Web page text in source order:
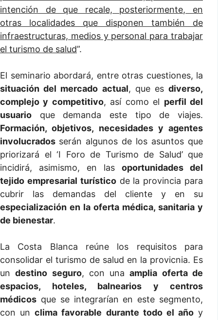
intención de que recale, posteriormente, en
otras localidades que disponen también de
infraestructuras, medios y personal para trabajar
el turismo de salud”.
El seminario abordará, entre otras cuestiones, la
situación del mercado actual, que es diverso,
complejo y competitivo, así como el perfil del
usuario que demanda este tipo de viajes.
Formación, objetivos, necesidades y agentes
involucrados serán algunos de los asuntos que
priorizará el ‘I Foro de Turismo de Salud’ que
incidirá, asimismo, en las oportunidades del
tejido empresarial turísticode la provincia para
cubrir las demandas del cliente y en su
especialización en la oferta médica, sanitaria y
de bienestar.
La Costa Blanca reúne los requisitos para
consolidar el turismo de salud en la provicnia. Es
undestino seguro, con unaamplia oferta de
espacios, hoteles, balnearios y centros
médicos que se integrarían en este segmento,
con unclima favorable durante todo el añoy